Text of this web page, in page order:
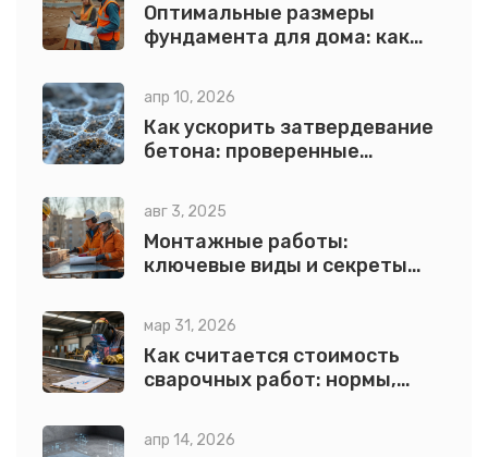
Оптимальные размеры
фундамента для дома: как
апр 10, 2026
Как ускорить затвердевание
бетона: проверенные
авг 3, 2025
Монтажные работы:
ключевые виды и секреты
мар 31, 2026
Как считается стоимость
сварочных работ: нормы,
подводные камни
апр 14, 2026